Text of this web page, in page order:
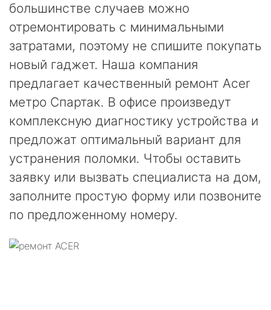
большинстве случаев можно
отремонтировать с минимальными
затратами, поэтому не спишите покупать
новый гаджет. Наша компания
предлагает качественный ремонт Acer
метро Спартак. В офисе произведут
комплексную диагностику устройства и
предложат оптимальный вариант для
устранения поломки. Чтобы оставить
заявку или вызвать специалиста на дом,
заполните простую форму или позвоните
по предложенному номеру.